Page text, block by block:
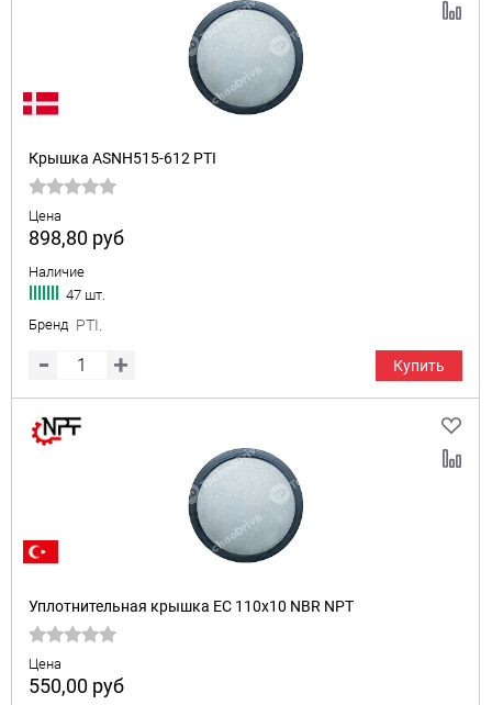
Крышка ASNH515-612 PTI
Цена
898,80 руб
Наличие
47 шт.
Бренд PTI.
Купить
Уплотнительная крышка EC 110x10 NBR NPT
Цена
550,00 руб